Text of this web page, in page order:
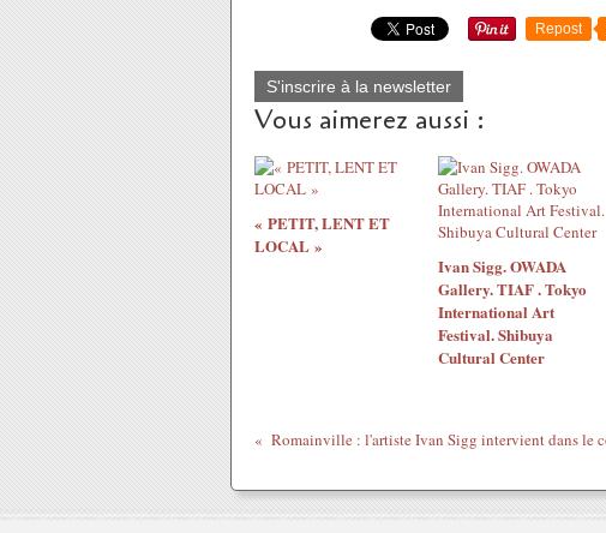
Repost
S'inscrire à la newsletter
Vous aimerez aussi :
« PETIT, LENT ET
LOCAL »
Ivan Sigg. OWADA
Gallery. TIAF . Tokyo
International Art
Festival. Shibuya
Cultural Center
Romainville : l'artiste Ivan Sigg intervient dans le